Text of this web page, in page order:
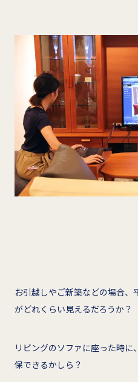
お引越しやご新築などの場合
がどれくらい見えるだろうか？
リビングのソファに座った時
保できるかしら？